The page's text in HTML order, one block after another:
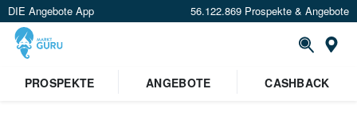
DIE Angebote App 56.122.869 Prospekte & Angebote
PROSPEKTE ANGEBOTE CASHBACK